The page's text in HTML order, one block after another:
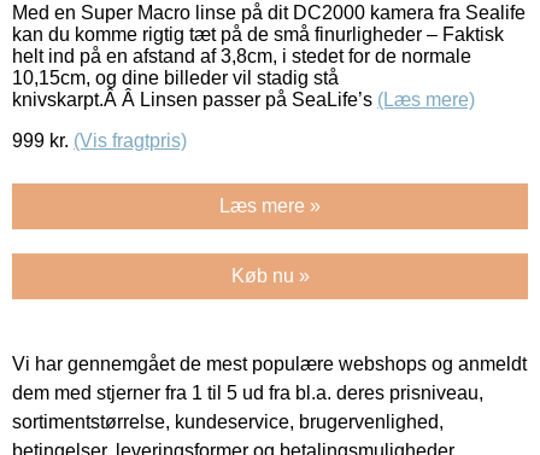
Med en Super Macro linse på dit DC2000 kamera fra Sealife
kan du komme rigtig tæt på de små finurligheder – Faktisk
helt ind på en afstand af 3,8cm, i stedet for de normale
10,15cm, og dine billeder vil stadig stå
knivskarpt.Â Â Linsen passer på SeaLife’s (Læs mere)
999 kr. (Vis fragtpris)
Læs mere »
Køb nu »
Vi har gennemgået de mest populære webshops og anmeldt
dem med stjerner fra 1 til 5 ud fra bl.a. deres prisniveau,
sortimentstørrelse, kundeservice, brugervenlighed,
betingelser, leveringsformer og betalingsmuligheder.